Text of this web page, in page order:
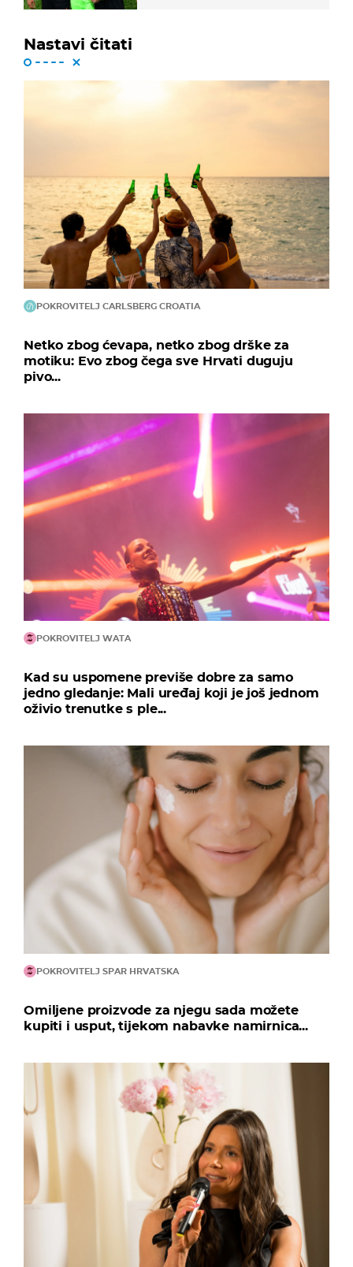
Nastavi čitati
POKROVITELJ CARLSBERG CROATIA
Netko zbog ćevapa, netko zbog drške za
motiku: Evo zbog čega sve Hrvati duguju
pivo...
POKROVITELJ WATA
Kad su uspomene previše dobre za samo
jedno gledanje: Mali uređaj koji je još jednom
oživio trenutke s ple...
POKROVITELJ SPAR HRVATSKA
Omiljene proizvode za njegu sada možete
kupiti i usput, tijekom nabavke namirnica...